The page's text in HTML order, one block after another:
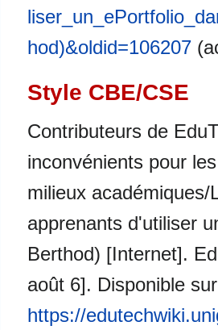
hod)&oldid=106207
Style CBE/CSE
Contributeurs de
inconvénients pour
milieux
apprenants d'utiliser
Berthod) [Internet].
août 6]. Disponible
https://